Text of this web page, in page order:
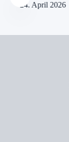
24. April 2026